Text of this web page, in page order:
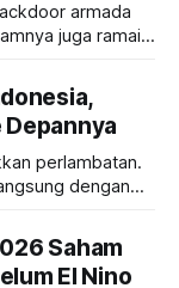
armada
juga ramai
Depannya
perlambatan.
dengan
Saham
El Nino